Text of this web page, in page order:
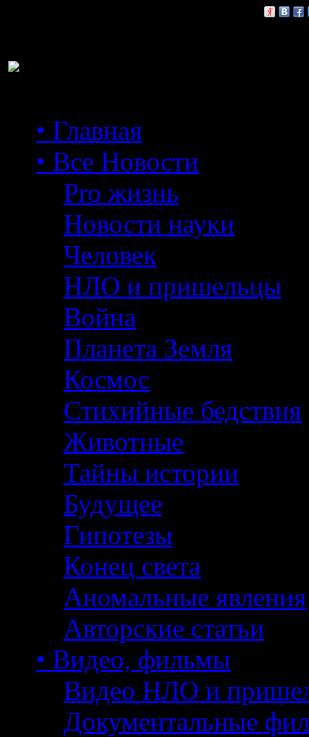
• Главная
• Все Новости
Pro жизнь
Новости науки
Человек
НЛО и пришельцы
Война
Планета Земля
Космос
Стихийные бедствия
Животные
Тайны истории
Будущее
Гипотезы
Конец света
Аномальные явления
Авторские статьи
• Видео, фильмы
Видео НЛО и
Документальные